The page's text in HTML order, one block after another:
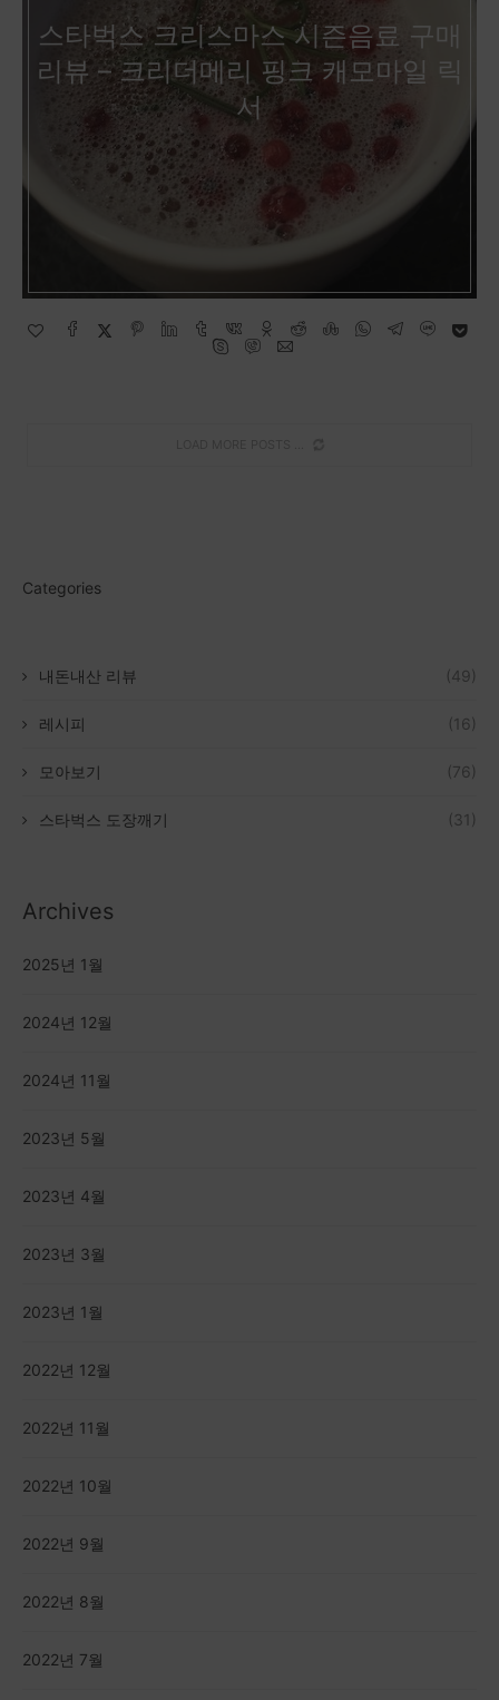
스타벅스 크리스마스 시즌음료 구매
리뷰 – 크리더메리 핑크 캐모마일 릭
서
Categories
내돈내산 리뷰 (49)
레시피 (16)
모아보기 (76)
스타벅스 도장깨기 (31)
Archives
2025년 1월
2024년 12월
2024년 11월
2023년 5월
2023년 4월
2023년 3월
2023년 1월
2022년 12월
2022년 11월
2022년 10월
2022년 9월
2022년 8월
2022년 7월